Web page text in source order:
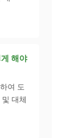
해야
여 도
대체